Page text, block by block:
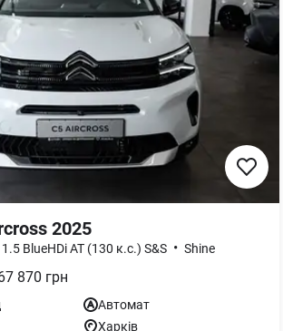
2025
1.5 BlueHDi AT (130 к.с.) S&S • Shine
870 грн
Автомат
Харків